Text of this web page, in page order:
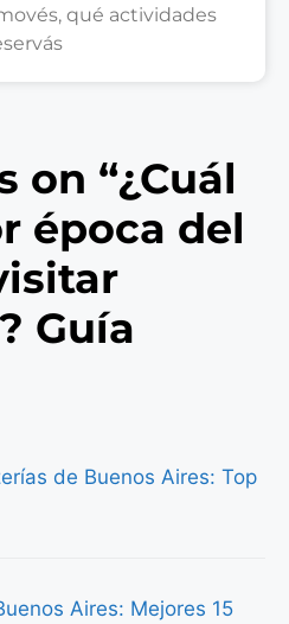
qué actividades
on “¿Cuál
época del
Guía
de Buenos Aires: Top
Aires: Mejores 15